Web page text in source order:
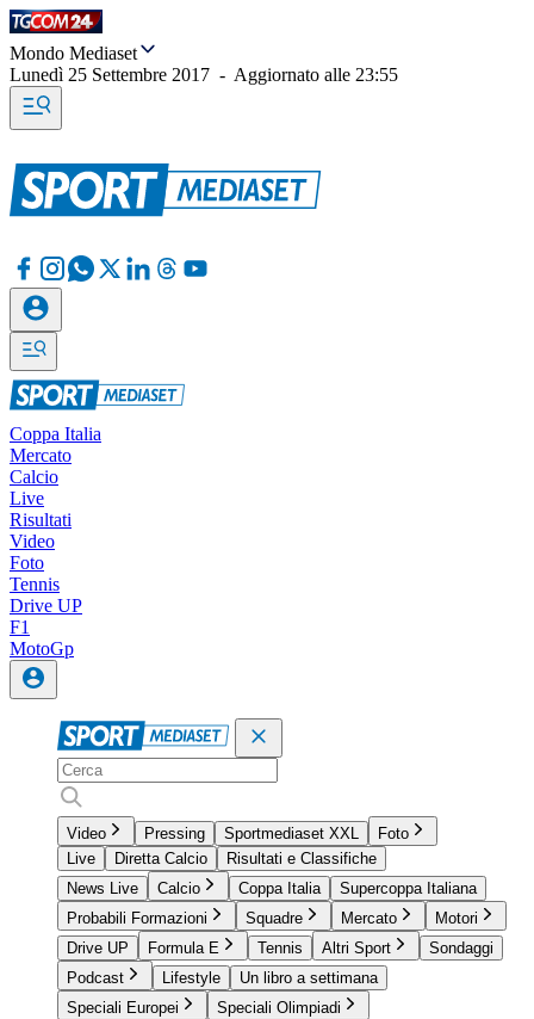
Mondo Mediaset
Lunedì 25 Settembre 2017 - Aggiornato alle 23:55
Coppa Italia
Mercato
Calcio
Live
Risultati
Video
Foto
Tennis
Drive UP
F1
MotoGp
Video Pressing Sportmediaset XXL
Foto
Live
Diretta Calcio
Risultati e Classifiche
News Live
Calcio Coppa Italia
Supercoppa Italiana
Probabili Formazioni
Squadre Mercato
Motori
Drive UP
Formula E Tennis Altri Sport
Sondaggi
Podcast
Lifestyle
Un libro a settimana
Speciali Europei
Speciali Olimpiadi